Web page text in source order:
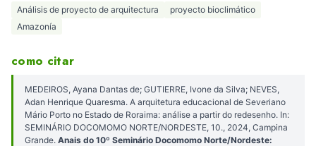
Análisis de proyecto de arquitectura
proyecto bioclimático
Amazonía
como citar
MEDEIROS, Ayana Dantas de; GUTIERRE, Ivone da Silva; NEVES,
Adan Henrique Quaresma. A arquitetura educacional de Severiano
Mário Porto no Estado de Roraima: análise a partir do redesenho. In:
SEMINÁRIO DOCOMOMO NORTE/NORDESTE, 10., 2024, Campina
Grande. Anais do 10º Seminário Docomomo Norte/Nordeste: